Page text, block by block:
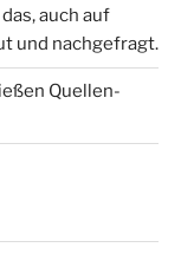
auch auf
und nachgefragt.
Quellen-